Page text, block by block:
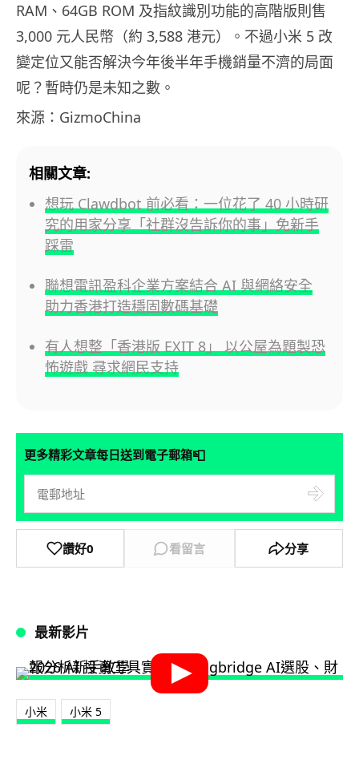
RAM、64GB ROM 及指紋識別功能的高階版則售
3,000 元人民幣（約 3,588 港元）。不過小米 5 改
變定位又能否解決今年後半年手機銷量不濟的局面
呢？暫時仍是未知之數。
來源：GizmoChina
相關文章:
想玩 Clawdbot 前必看：一位花了 40 小時研
究的用家分享「社群沒告訴你的事」免新手
踩雷
聯想電訊盈科企業方案結合 AI 與網絡安全
助力香港打造穩固數碼基礎
有人想整「香港版 EXIT 8」 以公屋為題製恐
怖遊戲 尋求網民支持
更多精彩文章每日送到電子郵箱📮
讚好0 看留言 分享
最新影片
小米 小米 5